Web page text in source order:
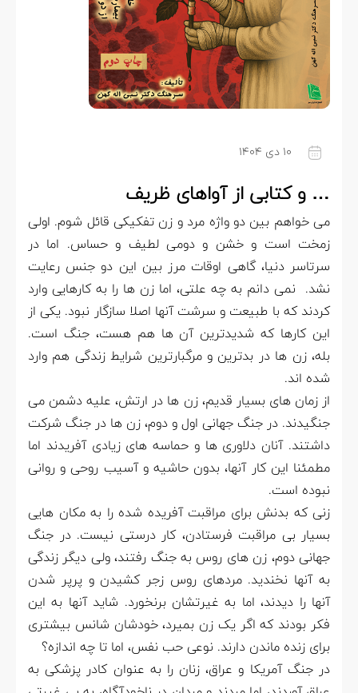
۱۰ دی ۱۴۰۴
… و کتابی از آواهای ظریف
می خواهم بین دو واژه مرد و زن تفکیکی قائل شوم. اولی
زمخت است و خشن و دومی لطیف و حساس. اما در
سرتاسر دنیا، گاهی اوقات مرز بین این دو جنس رعایت
نشد. نمی دانم به چه علتی، اما زن ها را به کارهایی وارد
کردند که با طبیعت و سرشت آنها اصلا سازگار نبود. یکی از
این کارها که شدیدترین آن ها هم هست، جنگ است.
بله، زن ها در بدترین و مرگبارترین شرایط زندگی هم وارد
شده اند.
از زمان های بسیار قدیم، زن ها در ارتش، علیه دشمن می
جنگیدند. در جنگ جهانی اول و دوم، زن ها در جنگ شرکت
داشتند. آنان دلاوری ها و حماسه های زیادی آفریدند اما
مطمئنا این کار آنها، بدون حاشیه و آسیب روحی و روانی
نبوده است.
زنی که بدنش برای مراقبت آفریده شده را به مکان هایی
بسیار بی مراقبت فرستادن، کار درستی نیست. در جنگ
جهانی دوم، زن های روس به جنگ رفتند، ولی دیگر زندگی
به آنها نخندید. مردهای روس زجر کشیدن و پرپر شدن
آنها را دیدند، اما به غیرتشان برنخورد. شاید آنها به این
فکر بودند که اگر یک زن بمیرد، خودشان شانس بیشتری
برای زنده ماندن دارند. نوعی حب نفس، اما تا چه اندازه؟
در جنگ آمریکا و عراق، زنان را به عنوان کادر پزشکی به